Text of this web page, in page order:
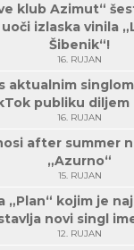
klub Azimut“
izlaska vinila
Šibenik“!
16. RUJAN
aktualnim
publiku diljem
16. RUJAN
after summer
„Azurno“
15. RUJAN
„Plan“ kojim je
novi singl
12. RUJAN